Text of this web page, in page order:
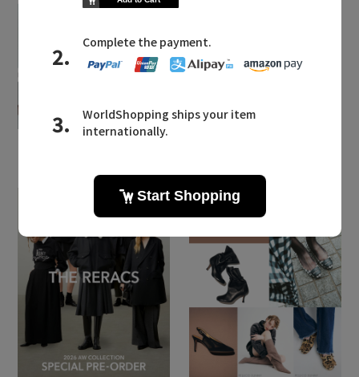
2026.08.07
ンシャル】ベーシックと
トレンドが交差する16の
ーエフシーエル」のPOP
UPがスタート